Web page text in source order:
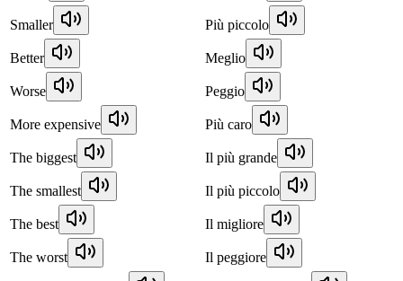
Smaller Più piccolo
Better Meglio
Worse Peggio
More expensive Più caro
The biggest Il più grande
The smallest Il più piccolo
The best Il migliore
The worst Il peggiore